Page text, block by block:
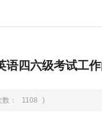
语四六级考试工
： 1108 )